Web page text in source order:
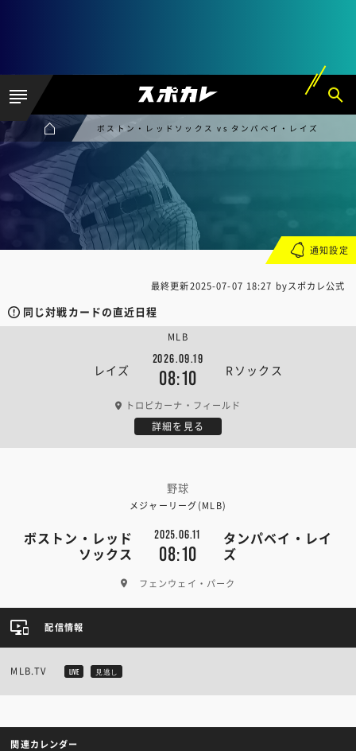
ボストン・レッドソックス vs タンパベイ・レイズ
最終更新2025-07-07 18:27 byスポカレ公式
同じ対戦カードの直近日程
レイズ
2026.09.19
08:10 Rソックス
MLB
トロピカーナ・フィールド
詳細を見る
野球
メジャーリーグ(MLB)
ボストン・レッド
ソックス
2025.06.11
08:10
タンパベイ・レイ
ズ
フェンウェイ・パーク
通知設定
配信情報
MLB.TV LIVE 見逃し
関連カレンダー